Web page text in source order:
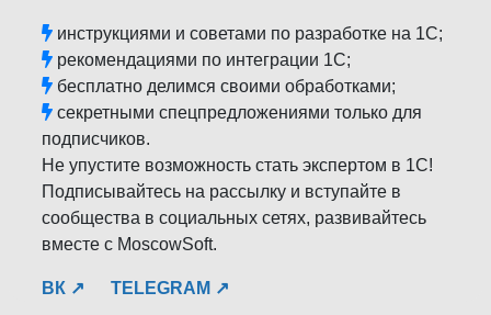
инструкциями и советами по разработке на 1С;
рекомендациями по интеграции 1С;
бесплатно делимся своими обработками;
секретными спецпредложениями только для
подписчиков.
Не упустите возможность стать экспертом в 1С!
Подписывайтесь на рассылку и вступайте в
сообщества в социальных сетях, развивайтесь
вместе с MoscowSoft.
ВК ↗ TELEGRAM ↗